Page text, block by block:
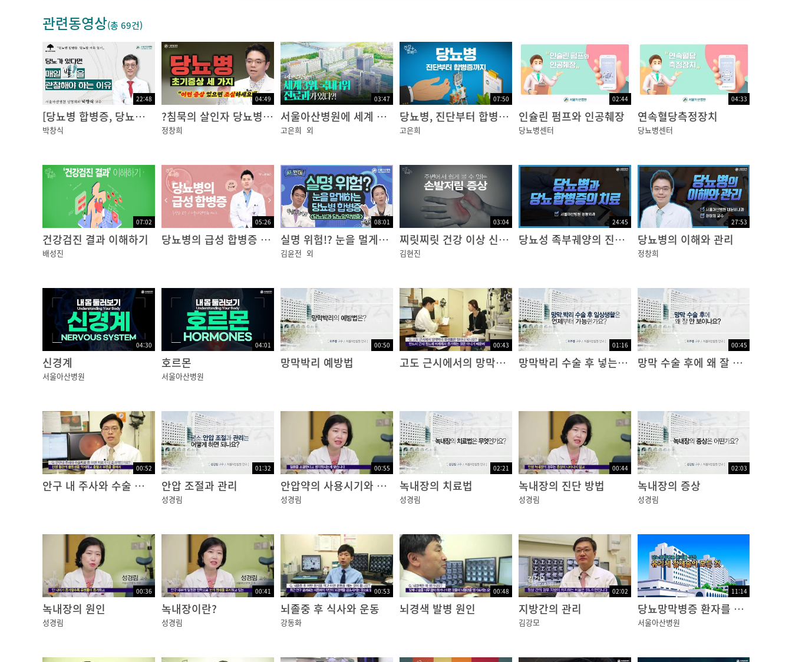
00:21
안과 진료를 한 번이라도 받아 보신 분은 손 한 번 들어주십시오. 다 받고 계십니다. 대부분 잘 알고 계시겠지만 당뇨에 대하여 궁금했던 부분을 말씀을 드
리고자 합니다. 혹시나 궁금한 것이 있으신 분은 제 강의가 끝나고 나서 질문시간을 가지겠습니다.
00:46
저희가 당뇨병 센터를 운영하면서 각 분과 별로 많은 자료들을 수집하고 많은 데이터를 가지고 있습니다. 교육목적으로 만든 동영상 비디오들이 이미 홈페
01:16
<동영상>
평균 수명의 연장과 고령 인구의 증가로 점점 늘어나고 있는 당뇨 환자. 당뇨병은 신장과 신경, 눈의 망막 등 신체의 다른 기능을 저하시켜 여러 가지 합병
증을 불러오게 됩니다. 그 중에서 대표적인 합병증으로 당뇨 망막 병증을 들 수 있습니다.
심하면 영구적인 실명을 초래하기도 하는 당뇨망막병증, 본 영상물에서는 그 치료법과 예방에 대하여 자세히 치료하고자 합니다. 당뇨망막병증은 전신질
환인 당뇨병에 의하여 말초 순환 장애가 발생하여 안구 내 신경 막인 망막에 허혈성 시력 장애를 가져오는 눈의 합병증을 말합니다.
02:18
당뇨병이 있게 되면 고농도 혈당이 전신혈관의 손상을 야기하는데 혈관이 많이 분포한 망막의 허혈성 손상을 일으키면 망막 신경 세포가 죽게 됩니다. 그
렇게 되면 카메라 필름 같은 역할을 하는 망막의 시 기능이 떨어져서 환자가 물체를 볼 때 상이 왜곡되거나 퍼져 보이는 이상이 생기게 되고 심한 경우에 실
02:48
당뇨망막병증은 모든 당뇨 환자에서 생길 수 있고 유병기간이 길어질수록 발병률이 증가합니다. 또한 당뇨병 초기부터 혈당조절이 잘 안되거나 고혈압 치
료가 잘 안되었을 때 또는 임신이나 신장질환이 동반될 경우 그 상태는 더욱 악화됩니다.
03:11
당뇨조절이 잘 되었다 하더라도 10년 이상 당뇨병을 앓게 되면 많은 환자가 망막병증을 보이는데 초기에는 주관적 증상을 동반하지 않을 수 있으므로 정기
03:29
“당뇨를 한 20년 정도 앓았는데요. 처음에는 시력이 침침하게 안 보이다가 나중에 수술 받고 나서는 처음에 안보였지만 차츰차츰 보이더라구요. 시력이.
지금은 정상생활을 할 수 있게 되었어요. 눈이 잘 안 보이니까 물건을 짚기도 어렵고 같은 색깔의 물건이 겹쳐 있으면 똑같이 보이고 전혀 안 보였습니다.
지금은 약간씩 보여요.”
관련동영상(총 69건)
22:48
[당뇨병 합병증, 당뇨발] 당뇨가 있다면 매일 발을 관찰해야 하는 이유: 성형외과 박창식 교수ㅣ동아아산건강강좌
박창식
04:49
?침묵의 살인자 당뇨병? 초기증상은 어떤 것들이 있을까?
정창희
03:47
서울아산병원에 세계 3위, 국내 1위 진료과가 있다?! ㅣ 뉴스위크 2024 임상분야별 세계 최고 병원
고은희 외
07:50
당뇨병, 진단부터 합병증까지
고은희
02:44
인슐린 펌프와 인공췌장
당뇨병센터
04:33
연속혈당측정장치
당뇨병센터
07:02
건강검진 결과 이해하기
배성진
05:26
당뇨병의 급성 합병증 [건강플러스]
08:01
실명 위험!? 눈을 멀게하는 당뇨병 합병증, 당뇨망막병증
김윤전 외
03:04
찌릿찌릿 건강 이상 신호, 손발 저림 [건강플러스]
김현진
24:45
당뇨성 족부궤양의 진단과 치료
27:53
당뇨병의 이해와 관리
정창희
04:30
신경계
서울아산병원
04:01
호르몬
서울아산병원
00:50
망막박리 예방법
00:43
고도 근시에서의 망막박리 발생률
01:16
망막박리 수술 후 넣는 공기, 가스, 기름의 차이점
00:45
망막 수술 후에 왜 잘 안보이나요?
00:52
안구 내 주사와 수술 치료 중 어떤 치료가 더 효과적 인가요?
01:32
안압 조절과 관리
성경림
00:55
안압약의 사용시기와 부작용
성경림
02:21
녹내장의 치료법
성경림
00:44
녹내장의 진단 방법
성경림
02:03
녹내장의 증상
성경림
00:36
녹내장의 원인
성경림
00:41
녹내장이란?
성경림
00:53
뇌졸중 후 식사와 운동
강동화
00:48
뇌경색 발병 원인
02:02
지방간의 관리
김강모
11:14
당뇨망막병증 환자를 위한 유리체 절제술의 모든 것
서울아산병원